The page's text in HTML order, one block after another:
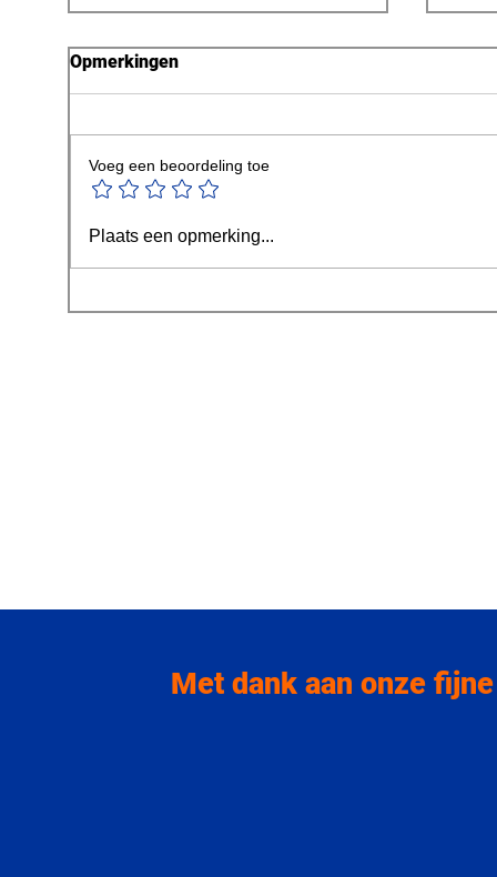
VUB-onderzoek onthult
ongeziene wereldwijde
verdwijntrend van gletsjers
Opmerkingen
Voeg een beoordeling toe
Plaats een opmerking...
Met dank aan onze